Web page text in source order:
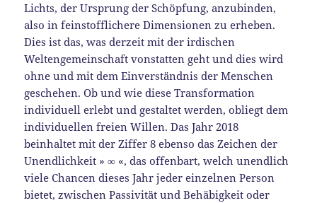
Lichts, der Ursprung der Schöpfung, anzubinden,
also in feinstofflichere Dimensionen zu erheben.
Dies ist das, was derzeit mit der irdischen
Weltengemeinschaft vonstatten geht und dies wird
ohne und mit dem Einverständnis der Menschen
geschehen. Ob und wie diese Transformation
individuell erlebt und gestaltet werden, obliegt dem
individuellen freien Willen. Das Jahr 2018
beinhaltet mit der Ziffer 8 ebenso das Zeichen der
Unendlichkeit » ∞ «, das offenbart, welch unendlich
viele Chancen dieses Jahr jeder einzelnen Person
bietet, zwischen Passivität und Behäbigkeit oder